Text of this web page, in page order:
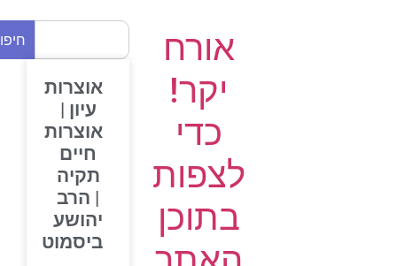
אורח
יקר!
כדי
לצפות
בתוכן
חיפוש
אוצרות
עיון |
אוצרות
חיים
תקיה
| הרב
יהושע
ביסמוט